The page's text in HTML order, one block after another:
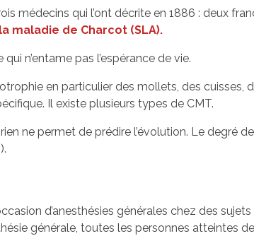
médecins qui l’ont décrite en 1886 : deux
maladie de Charcot (SLA).
n’entame pas l’espérance de vie.
en particulier des mollets, des cuisses,
Il existe plusieurs types de CMT.
ne permet de prédire l’évolution. Le degré
d’anesthésies générales chez des
générale, toutes les personnes atteintes